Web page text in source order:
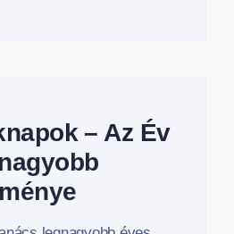
– Az Év